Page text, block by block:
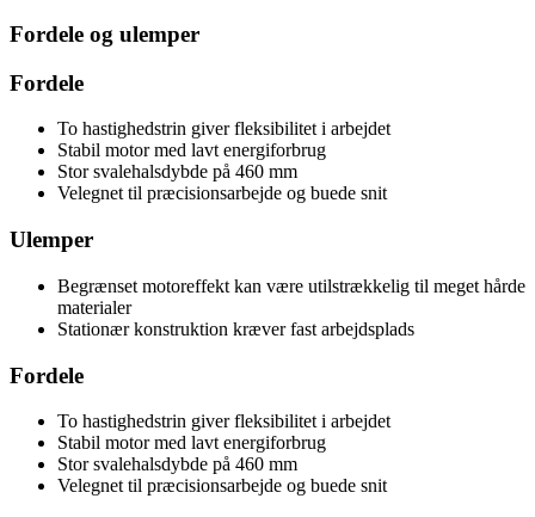
Fordele og ulemper
Fordele
To hastighedstrin giver fleksibilitet i arbejdet
Stabil motor med lavt energiforbrug
Stor svalehalsdybde på 460 mm
Velegnet til præcisionsarbejde og buede snit
Ulemper
Begrænset motoreffekt kan være utilstrækkelig til meget hårde
materialer
Stationær konstruktion kræver fast arbejdsplads
Fordele
To hastighedstrin giver fleksibilitet i arbejdet
Stabil motor med lavt energiforbrug
Stor svalehalsdybde på 460 mm
Velegnet til præcisionsarbejde og buede snit